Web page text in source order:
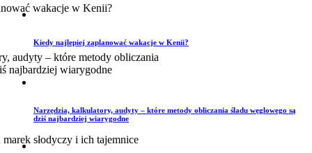
Kiedy najlepiej zaplanować wakacje w Kenii?
Narzędzia, kalkulatory, audyty – które metody obliczania śladu węglowego są
dziś najbardziej wiarygodne